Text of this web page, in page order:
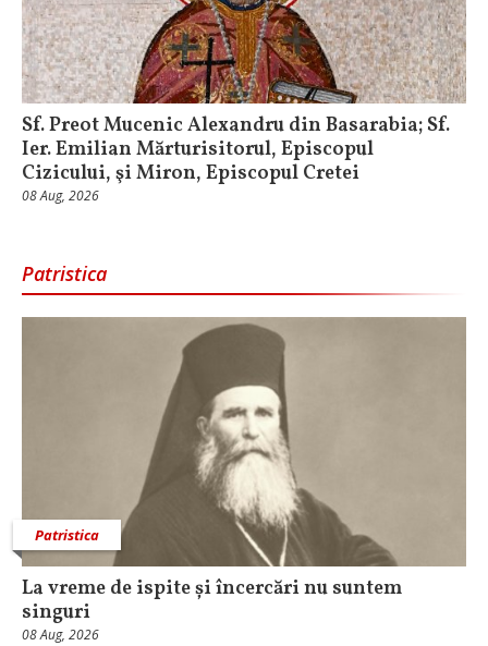
Sf. Preot Mucenic Alexandru din Basarabia; Sf.
Ier. Emilian Mărturisitorul, Episcopul
Cizicului, şi Miron, Episcopul Cretei
08 Aug, 2026
Patristica
Patristica
La vreme de ispite și încercări nu suntem
singuri
08 Aug, 2026